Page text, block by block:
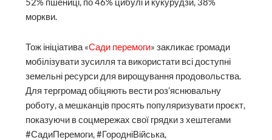
52% пшениці, по 46% цибулі й кукурудзи, 38%
моркви.
Тож ініціатива «Сади перемоги» закликає громади
мобілізувати зусилля та використати всі доступні
земельні ресурси для вирощування продовольства.
Для тергромад обіцяють вести роз’яснювальну
роботу, а мешканців просять популяризувати проєкт,
показуючи в соцмережах свої грядки з хештегами
#СадиПеремоги, #ГородніВійська,